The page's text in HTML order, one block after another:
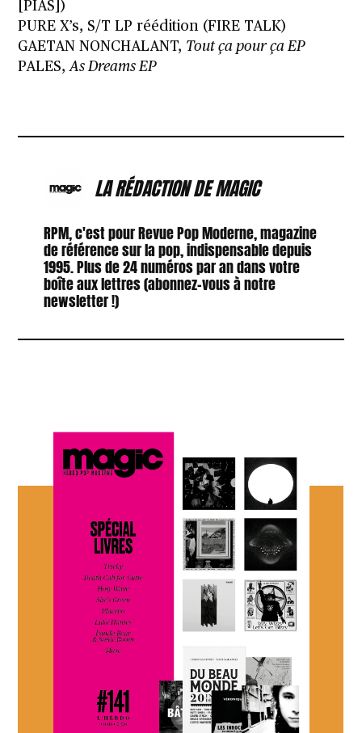
[PIAS])
PURE X’s, S/T LP réédition (FIRE TALK)
GAETAN NONCHALANT, Tout ça pour ça EP
PALES,As Dreams EP
LA RÉDACTION DE MAGIC
RPM, c'est pour Revue Pop Moderne, magazine
de référence sur la pop, indispensable depuis
1995. Plus de 24 numéros par an dans votre
boîte aux lettres (abonnez-vous à notre
newsletter !)